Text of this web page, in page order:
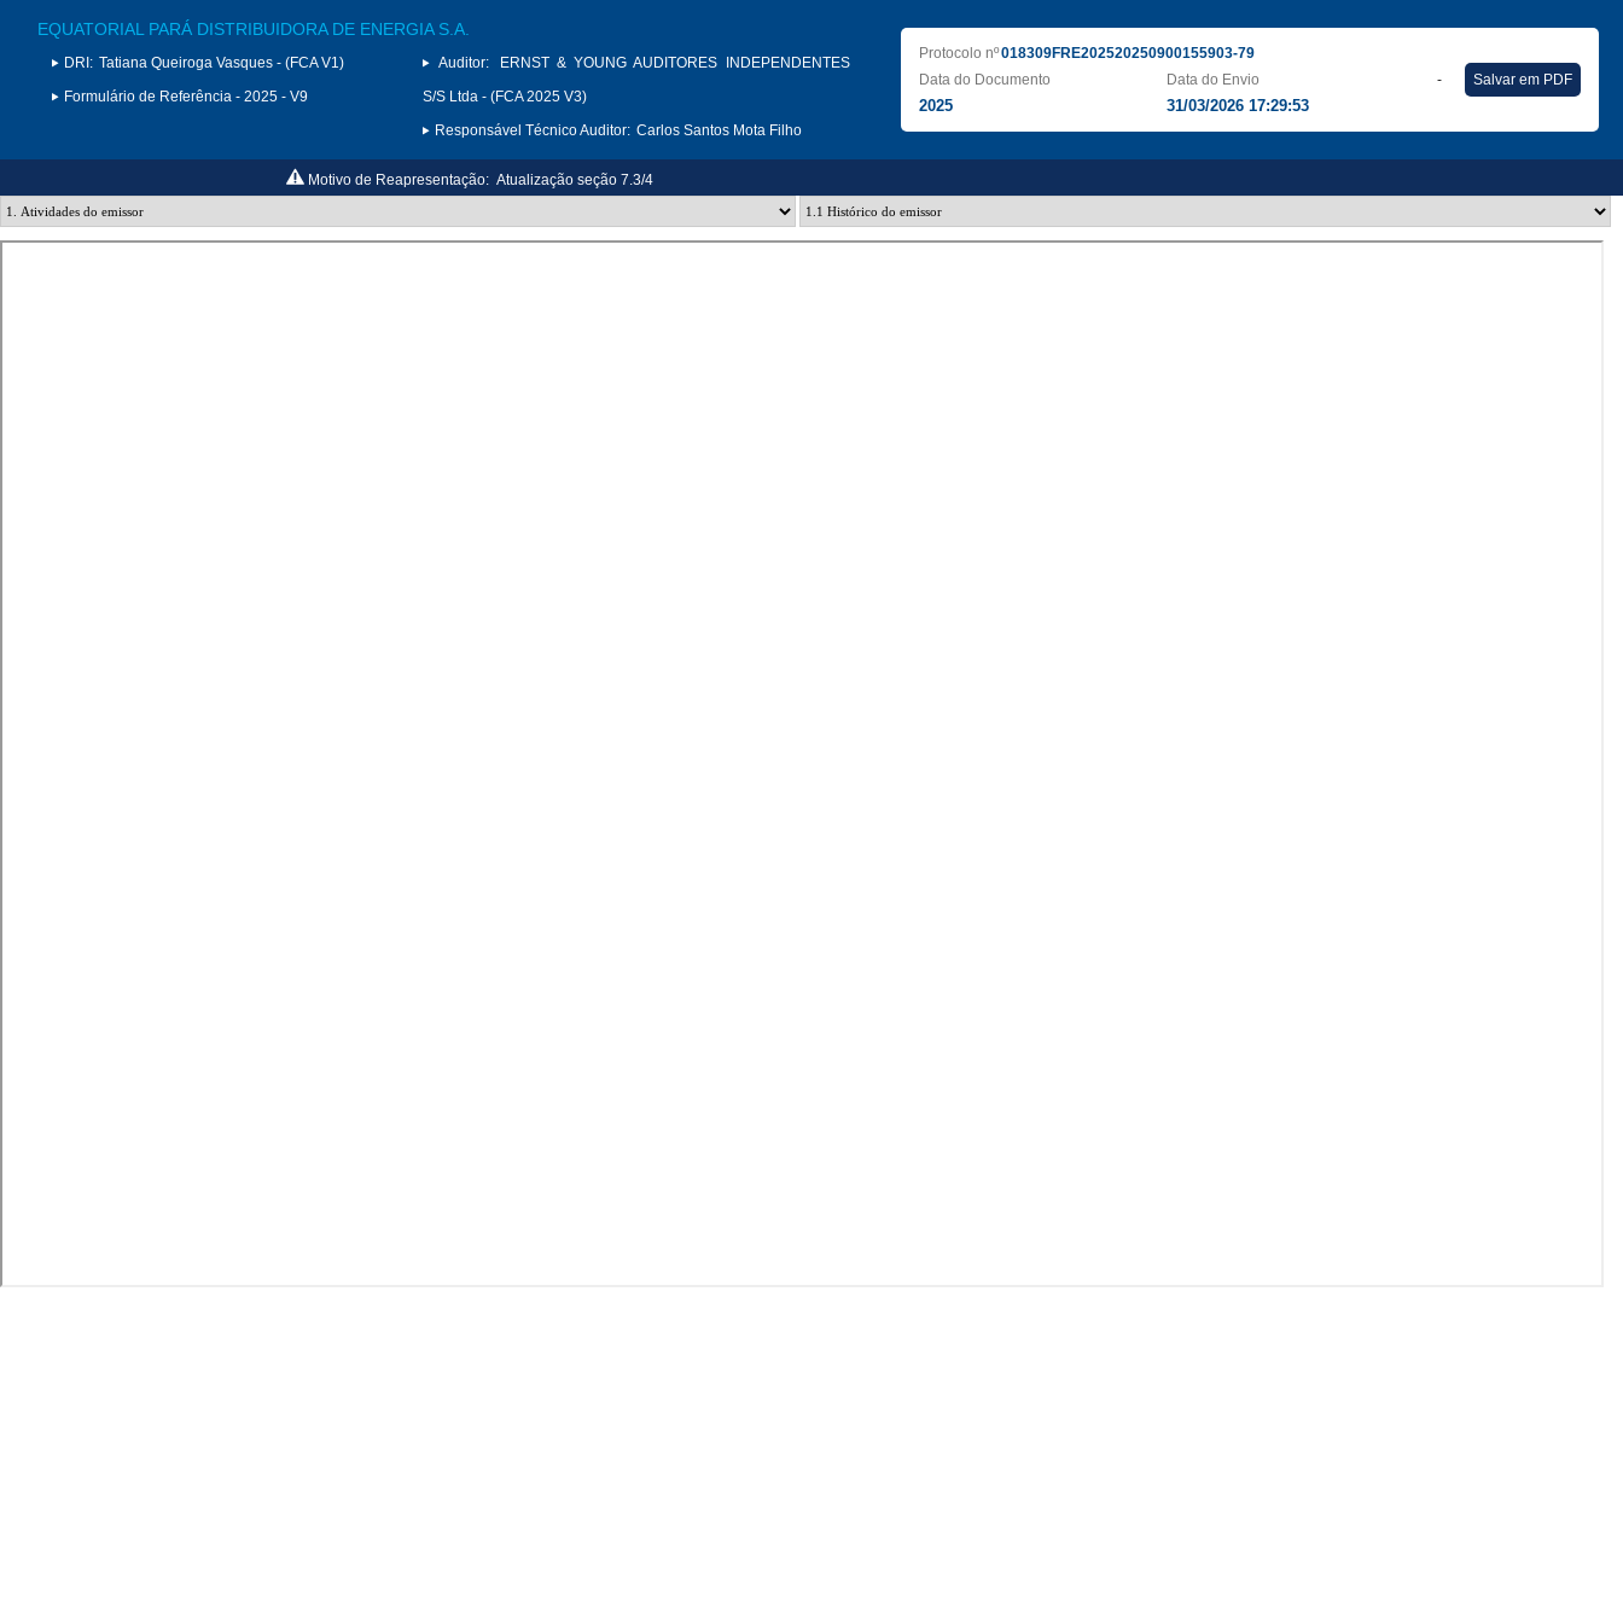
EQUATORIAL PARÁ DISTRIBUIDORA DE ENERGIA S.A.
DRI: Tatiana Queiroga Vasques - (FCA V1)
Formulário de Referência - 2025 - V9
Auditor:
ERNST & YOUNG AUDITORES INDEPENDENTES
S/S Ltda - (FCA 2025 V3)
Responsável Técnico Auditor: Carlos Santos Mota Filho
Protocolo nº018309FRE202520250900155903-79
Data do Documento
2025
Data do Envio
31/03/2026 17:29:53
- Salvar em PDF
Motivo de Reapresentação: Atualização seção 7.3/4